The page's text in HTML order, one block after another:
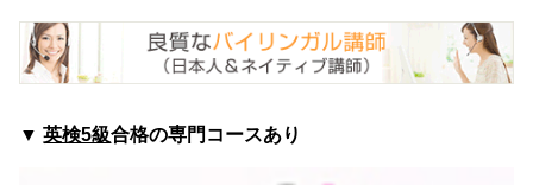
▼英検5級合格の専門コースあり